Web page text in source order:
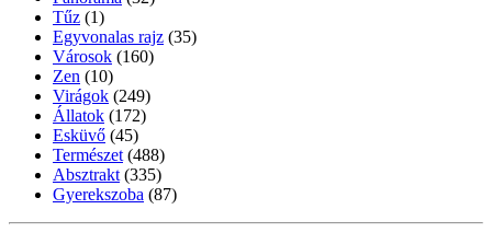
Tűz (1)
Egyvonalas rajz (35)
Városok (160)
Zen (10)
Virágok (249)
Állatok (172)
Esküvő (45)
Természet (488)
Absztrakt (335)
Gyerekszoba (87)